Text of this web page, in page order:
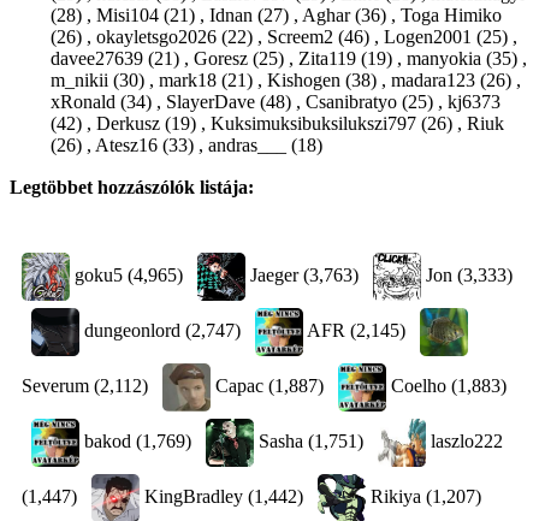
(28) , Misi104 (21) , Idnan (27) , Aghar (36) , Toga Himiko
(26) , okayletsgo2026 (22) , Screem2 (46) , Logen2001 (25) ,
davee27639 (21) , Goresz (25) , Zita119 (19) , manyokia (35) ,
m_nikii (30) , mark18 (21) , Kishogen (38) , madara123 (26) ,
xRonald (34) , SlayerDave (48) , Csanibratyo (25) , kj6373
(42) , Derkusz (19) , Kuksimuksibuksilukszi797 (26) , Riuk
(26) , Atesz16 (33) , andras___ (18)
Legtöbbet hozzászólók listája:
goku5 (4,965) Jaeger(3,763) Jon (3,333)
dungeonlord (2,747) AFR (2,145)
Severum (2,112) Capac (1,887) Coelho (1,883)
bakod (1,769) Sasha (1,751) laszlo222
(1,447) KingBradley (1,442) Rikiya (1,207)